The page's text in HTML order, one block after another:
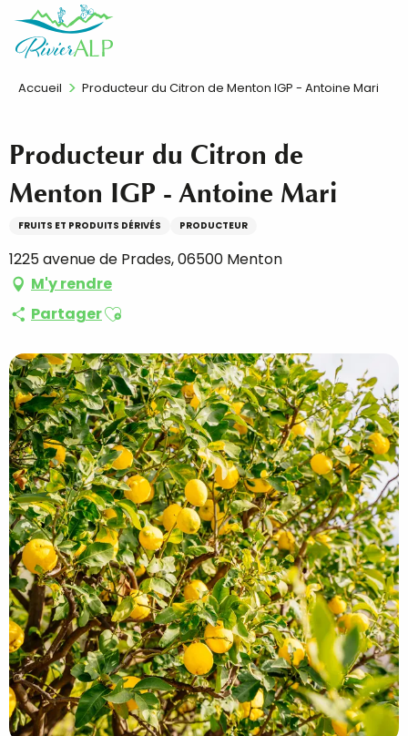
contenu
FR
Accueil Producteur du Citron de Menton IGP - Antoine Mari
Producteur du Citron de
Menton IGP - Antoine Mari
FRUITS ET PRODUITS DÉRIVÉS PRODUCTEUR
1225 avenue de Prades, 06500 Menton
M'y rendre
PartagerAjouter aux favoris